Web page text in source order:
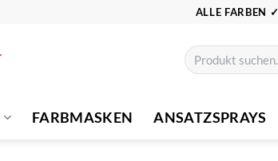
ALLE FARBEN ✓
Suchen
nach:
FARBMASKEN ANSATZSPRAYS